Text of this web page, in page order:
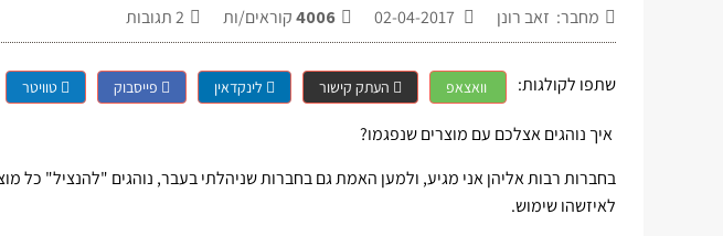
מחבר: זאב רונן 4006קוראים/ות 2תגובות
שתפו לקולגות: וואצאפ העתק קישור לינקדאין פייסבוק טוויטר
איך נוהגים אצלכם עם מוצרים שנפגמו?
בחברות רבות אליהן אני מגיע, ולמען האמת גם בחברות שניהלתי בעבר, נוהגים "להנציל" כל
לאיזשהו שימוש.